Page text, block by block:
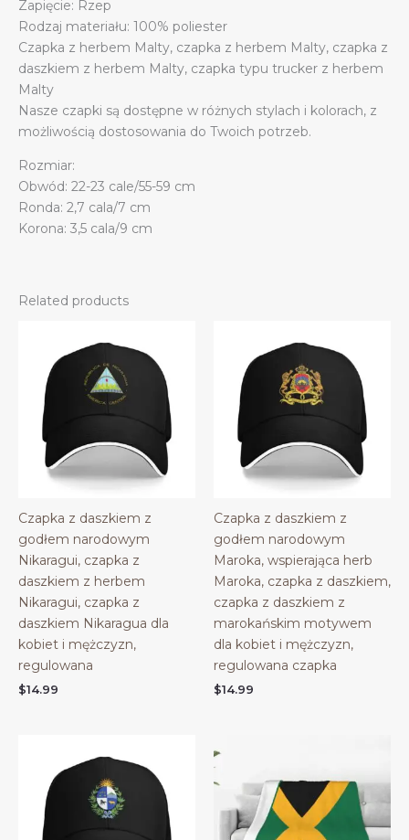
Zapięcie: Rzep
Rodzaj materiału: 100% poliester
Czapka z herbem Malty, czapka z herbem Malty, czapka z
daszkiem z herbem Malty, czapka typu trucker z herbem
Malty
Nasze czapki są dostępne w różnych stylach i kolorach, z
możliwością dostosowania do Twoich potrzeb.
Rozmiar:
Obwód: 22-23 cale/55-59 cm
Ronda: 2,7 cala/7 cm
Korona: 3,5 cala/9 cm
Related products
Czapka z daszkiem z
godłem narodowym
Nikaragui, czapka z
daszkiem z herbem
Nikaragui, czapka z
daszkiem Nikaragua dla
kobiet i mężczyzn,
regulowana
$14.99
Czapka z daszkiem z
godłem narodowym
Maroka, wspierająca herb
Maroka, czapka z daszkiem,
czapka z daszkiem z
marokańskim motywem
dla kobiet i mężczyzn,
regulowana czapka
$14.99